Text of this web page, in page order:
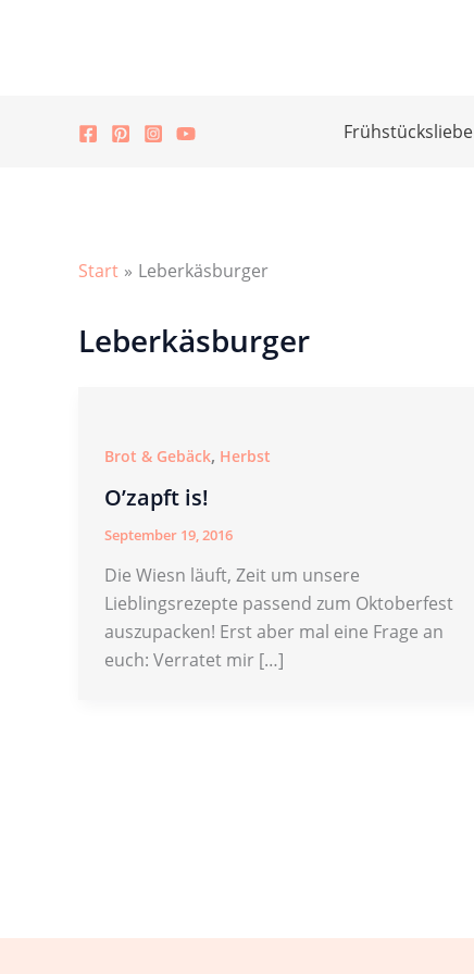
Frühstücksliebe
Start Leberkäsburger
Leberkäsburger
Brot & Gebäck, Herbst
O’zapft is!
September 19, 2016
Die Wiesn läuft, Zeit um unsere
Lieblingsrezepte passend zum Oktoberfest
auszupacken! Erst aber mal eine Frage an
euch: Verratet mir […]